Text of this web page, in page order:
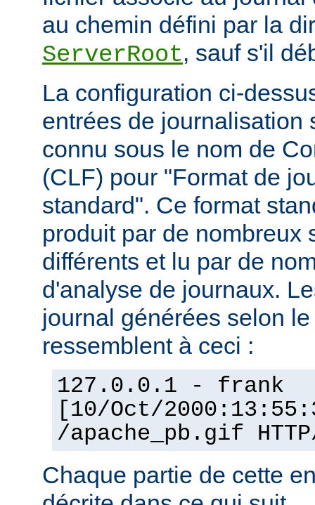
au chemin défini par la
ServerRoot, sauf s'il
La configuration ci-
entrées de journalisation
connu sous le nom de
(CLF) pour "Format de
standard". Ce format
produit par de nombreux
différents et lu par de
d'analyse de journaux.
journal générées selon
ressemblent à ceci :
127.0.0.1 - frank
[10/Oct/
/apache_pb.gif
Chaque partie de cette